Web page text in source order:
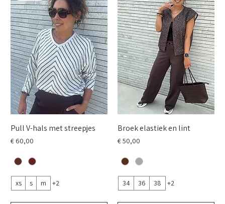
Pull V-hals met streepjes
Prijs
€ 60,00
xs s m +2
Broek elastiek en lint
Prijs
€ 50,00
34 36 38 +2